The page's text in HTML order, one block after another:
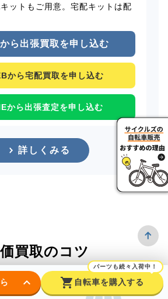
ットもご用意。宅配キットは配
ら出張買取を申し込む
から宅配買取を申し込む
から出張査定を申し込む
詳しくみる
買取のコツ
keyboard_arrow_down shopping_cart
パーツも続々入荷中！
自転車を購入する